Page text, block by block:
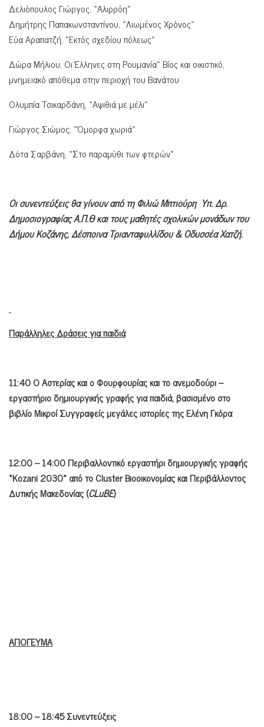
Δελιόπουλος Γιώργος, «Αλιρρόη»
Δημήτρης Παπακωνσταντίνου, «Λιωμένος Χρόνος»
Εύα Αραπατζή, «Εκτός σχεδίου πόλεως»
Δώρα Μήλιου, Οι Έλληνες στη Ρουμανία» Βίος και οικιστικό,
μνημειακό απόθεμα στην περιοχή του Βανάτου
Ολυμπία Τσικαρδάνη, «Αψιθιά με μέλι»
Γιώργος Σιώμος, «Όμορφα χωριά»
Δότα Σαρβάνη, «Στο παραμύθι των φτερών»
Οι συνεντεύξεις θα γίνουν από τη Φιλιώ Μπτιούρη Υπ. Δρ.
Δημοσιογραφίας Α.Π.Θ και τους μαθητές σχολικών μονάδων του
Δήμου Κοζάνης, Δέσποινα Τριανταφυλλίδου & Οδυσσέα Χατζή.
Παράλληλες Δράσεις για παιδιά
11:40 Ο Αστερίας και ο Φουρφουρίας και το ανεμοδούρι –
εργαστήριο δημιουργικής γραφής για παιδιά, βασισμένο στο
βιβλίο Μικροί Συγγραφείς μεγάλες ιστορίες της Ελένη Γκόρα
12:00 – 14:00 Περιβαλλοντικό εργαστήρι δημιουργικής γραφής
«Kozani 2030» από το Cluster Βιοοικονομίας και Περιβάλλοντος
Δυτικής Μακεδονίας (CLuBE)
ΑΠΟΓΕΥΜΑ
18:00 – 18:45 Συνεντεύξεις